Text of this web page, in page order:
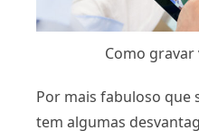
Como gravar
Por mais fabuloso que
tem algumas